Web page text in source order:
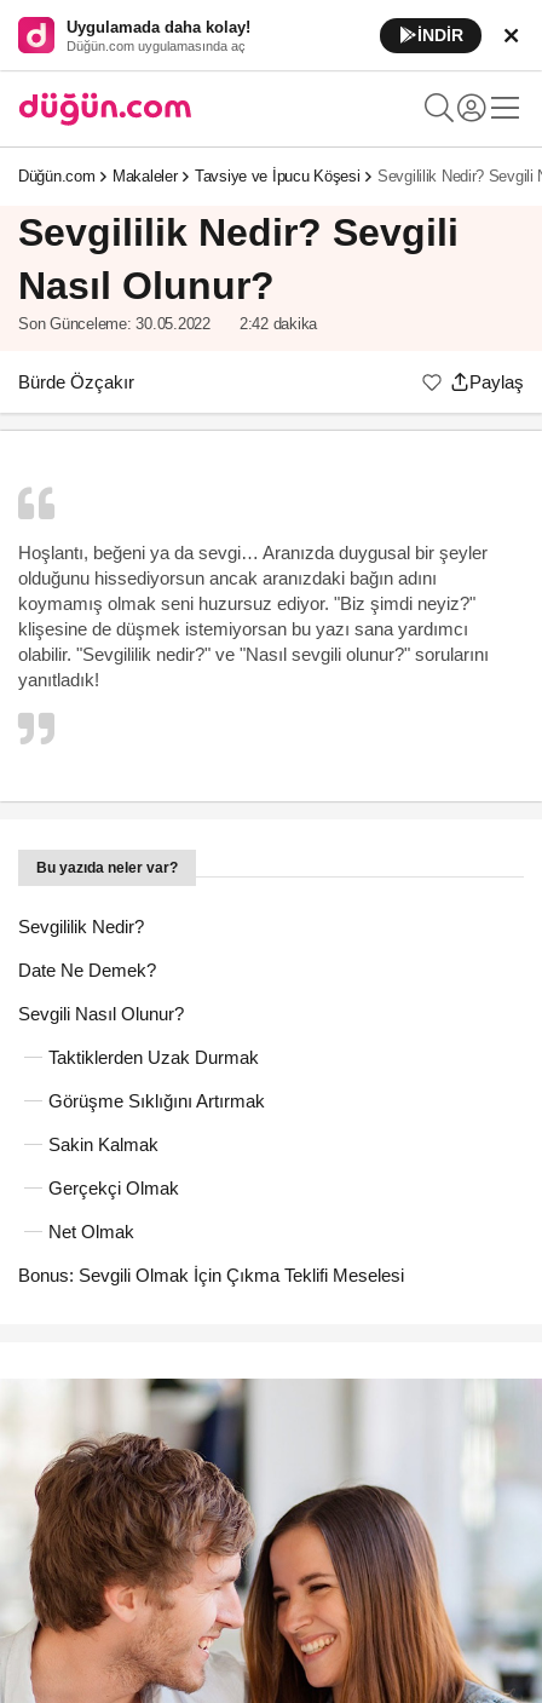
Uygulamada daha kolay!
Düğün.com uygulamasında aç
İNDİR
Düğün.com Makaleler Tavsiye ve İpucu Köşesi Sevgililik Nedir? Sevgili
Sevgililik Nedir? Sevgili
Nasıl Olunur?
Son Günceleme: 30.05.2022 2:42 dakika
Bürde Özçakır Paylaş
Hoşlantı, beğeni ya da sevgi… Aranızda duygusal bir şeyler
olduğunu hissediyorsun ancak aranızdaki bağın adını
koymamış olmak seni huzursuz ediyor. "Biz şimdi neyiz?"
klişesine de düşmek istemiyorsan bu yazı sana yardımcı
olabilir. "Sevgililik nedir?" ve "Nasıl sevgili olunur?" sorularını
yanıtladık!
Bu yazıda neler var?
Sevgililik Nedir?
Date Ne Demek?
Sevgili Nasıl Olunur?
Taktiklerden Uzak Durmak
Görüşme Sıklığını Artırmak
Sakin Kalmak
Gerçekçi Olmak
Net Olmak
Bonus: Sevgili Olmak İçin Çıkma Teklifi Meselesi